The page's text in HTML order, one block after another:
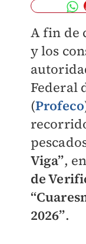
A fin de
y los
Federal
(Profeco
Viga”,
de
2026”.